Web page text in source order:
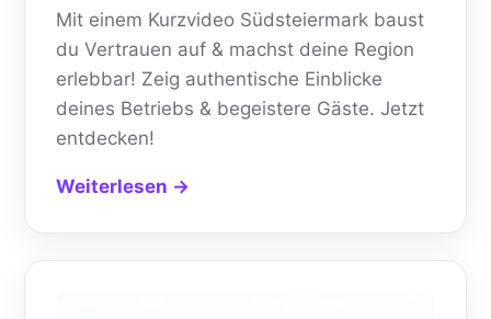
Mit einem Kurzvideo Südsteiermark baust
du Vertrauen auf & machst deine Region
erlebbar! Zeig authentische Einblicke
deines Betriebs & begeistere Gäste. Jetzt
entdecken!
Weiterlesen →